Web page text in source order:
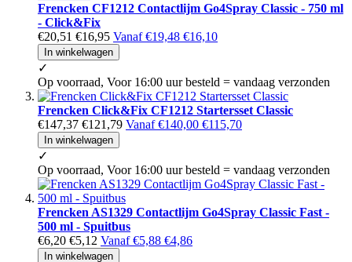
Frencken CF1212 Contactlijm Go4Spray Classic - 750 ml
- Click&Fix
€20,51 €16,95 Vanaf €19,48 €16,10
In winkelwagen
✓
Op voorraad, Voor 16:00 uur besteld = vandaag verzonden
Frencken Click&Fix CF1212 Startersset Classic
€147,37 €121,79 Vanaf €140,00 €115,70
In winkelwagen
✓
Op voorraad, Voor 16:00 uur besteld = vandaag verzonden
Frencken AS1329 Contactlijm Go4Spray Classic Fast -
500 ml - Spuitbus
€6,20 €5,12 Vanaf €5,88 €4,86
In winkelwagen